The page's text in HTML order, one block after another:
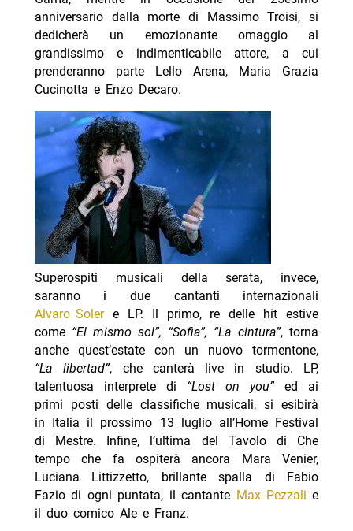
anniversario dalla morte di Massimo Troisi, si
dedicherà un emozionante omaggio al
grandissimo e indimenticabile attore, a cui
prenderanno parte Lello Arena, Maria Grazia
Cucinotta e Enzo Decaro.
Superospiti musicali della serata, invece,
saranno i due cantanti internazionali
Alvaro Solere LP. Il primo, re delle hit estive
come “El mismo sol”, “Sofia”, “La cintura”, torna
anche quest’estate con un nuovo tormentone,
“La libertad”, che canterà live in studio. LP,
talentuosa interprete di “Lost on you”ed ai
primi posti delle classifiche musicali, si esibirà
in Italia il prossimo 13 luglio all’Home Festival
di Mestre. Infine, l’ultima del Tavolo di Che
tempo che fa ospiterà ancora Mara Venier,
Luciana Littizzetto, brillante spalla di Fabio
Fazio di ogni puntata, il cantante Max Pezzali e
il duo comico Ale e Franz.